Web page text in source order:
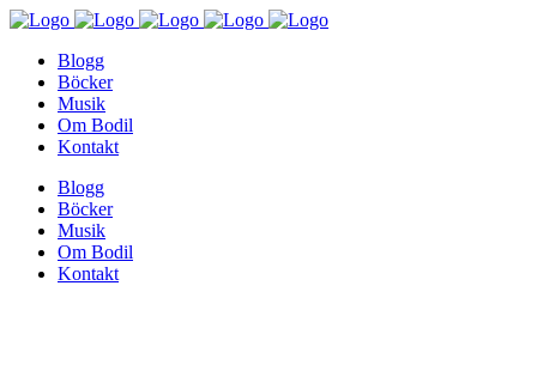
Blogg
Böcker
Musik
Om Bodil
Kontakt
Blogg
Böcker
Musik
Om Bodil
Kontakt